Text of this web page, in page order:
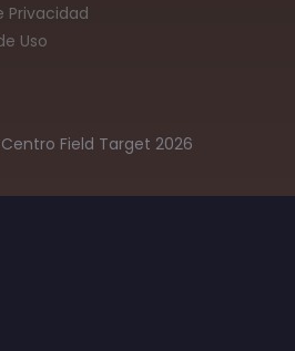
Privacidad
Uso
Field Target 2026